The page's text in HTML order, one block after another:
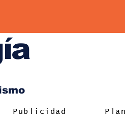
Publicidad